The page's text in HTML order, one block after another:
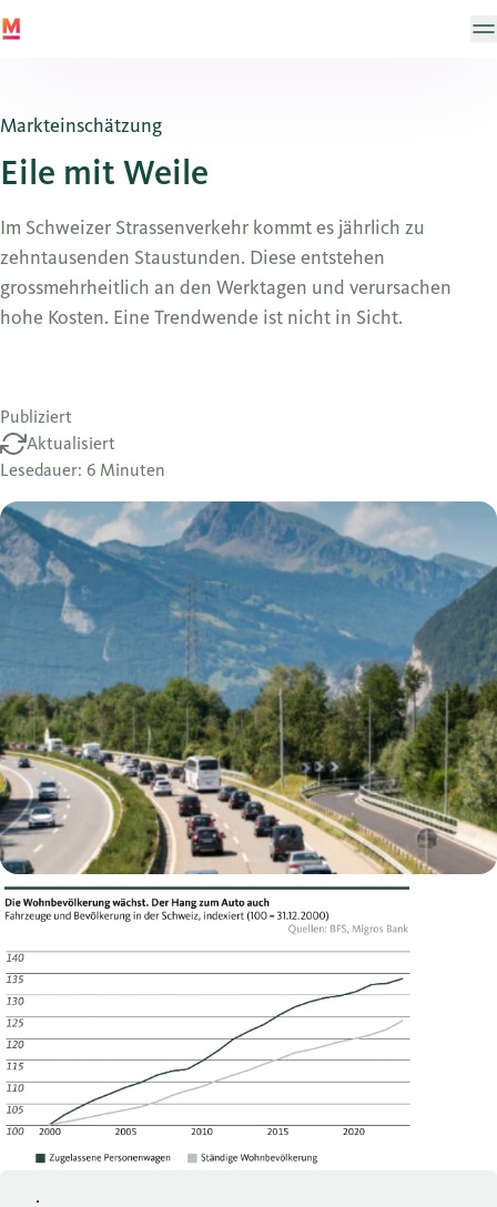
Markteinschätzung
Eile mit Weile
Im Schweizer Strassenverkehr kommt es jährlich zu
zehntausenden Staustunden. Diese entstehen
grossmehrheitlich an den Werktagen und verursachen
hohe Kosten. Eine Trendwende ist nicht in Sicht.
Publiziert
Aktualisiert
Lesedauer: 6 Minuten